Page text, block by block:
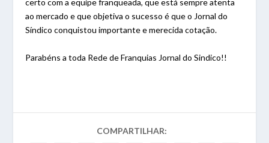
certo com a equipe franqueada, que está sempre atenta
ao mercado e que objetiva o sucesso é que o Jornal do
Síndico conquistou importante e merecida cotação.
Parabéns a toda Rede de Franquias Jornal do Sindico!!
COMPARTILHAR: